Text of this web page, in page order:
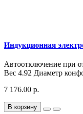
Индукционная
Автоотключение при
Вес 4.92 Диаметр
7 176.00 р.
В корзину